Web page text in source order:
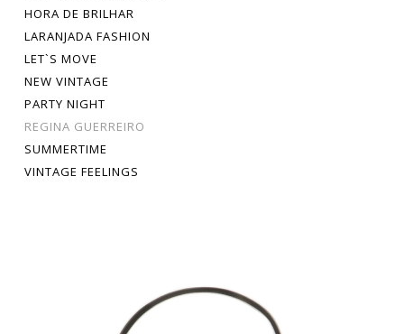
HORA DE BRILHAR
LARANJADA FASHION
LET`S MOVE
NEW VINTAGE
PARTY NIGHT
REGINA GUERREIRO
SUMMERTIME
VINTAGE FEELINGS